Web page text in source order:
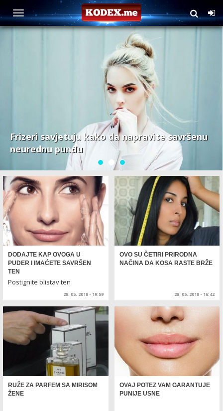
Estetika
Frizeri savjetuju kako da napravite savršenu
neurednu punđu
DODAJTE KAP OVOGA U
PUDER I IMAĆETE SAVRŠEN
TEN
Postignite blistav ten
28. 05. 2018 - 19:59
OVO SU ČETIRI PRIRODNA
NAČINA DA KOSA RASTE BRŽE
28. 05. 2018 - 16:42
RUŽE ZA PARFEM SA MIRISOM
ŽENE
OVAJ POTEZ VAM GARANTUJE
PUNIJE USNE